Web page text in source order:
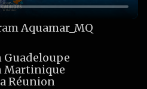
Aquamar_MQ
Guadeloupe
Martinique
Réunion